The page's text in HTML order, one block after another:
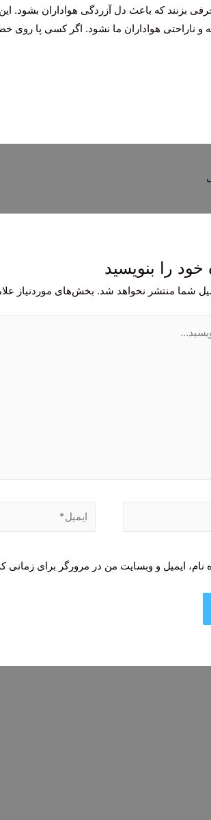
حرفی بزنند که باعث دل‌ آزردگی هواداران
ناراحتی هواداران ما نشود. اگر کسی پا روی
خود را بنویسید
شما منتشر نخواهد شد. بخش‌های موردنیاز
ایمیل*
نام، ایمیل و وبسایت من در مرورگر برای زمانی